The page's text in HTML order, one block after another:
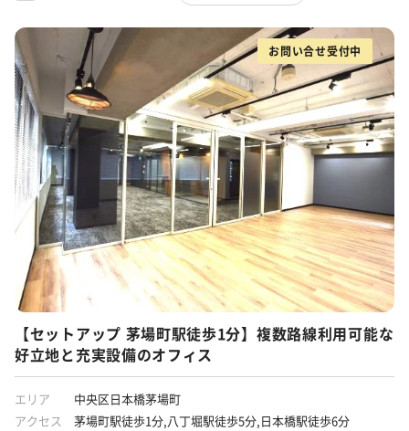
スタートアップ企業向け東京都の30坪以下オフィス特集
東京都内の坪単価1万円台オフィス特集
一棟貸し
セントラル空調
OAフロア
天井が高い
個別空調
貸会議室あり
ラウンジ
フリーレント
什器付き
原状回復義務なし
敷金3ヶ月以下
路線が多い
駅から徒歩5分圏内
お問い合せ受付中
【セットアップ 茅場町駅徒歩1分】複数路線利用可能な
好立地と充実設備のオフィス
エリア
中央区日本橋茅場町
アクセス
茅場町駅徒歩1分,八丁堀駅徒歩5分,日本橋駅徒歩6分